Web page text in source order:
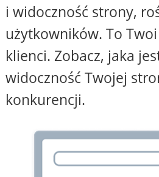
i widoczność strony,
użytkowników. To
klienci. Zobacz, jaka
widoczność Twojej
konkurencji.